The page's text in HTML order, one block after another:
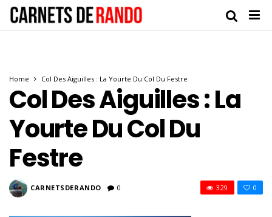
Home Col Des Aiguilles : La Yourte Du Col Du Festre
Col Des Aiguilles : La
Yourte Du Col Du
Festre
CARNETSDERANDO 0 0
329